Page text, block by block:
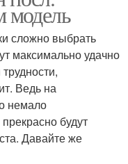
модель
сложно выбрать
максимально удачно
Ведь на
немало
будут
Давайте же